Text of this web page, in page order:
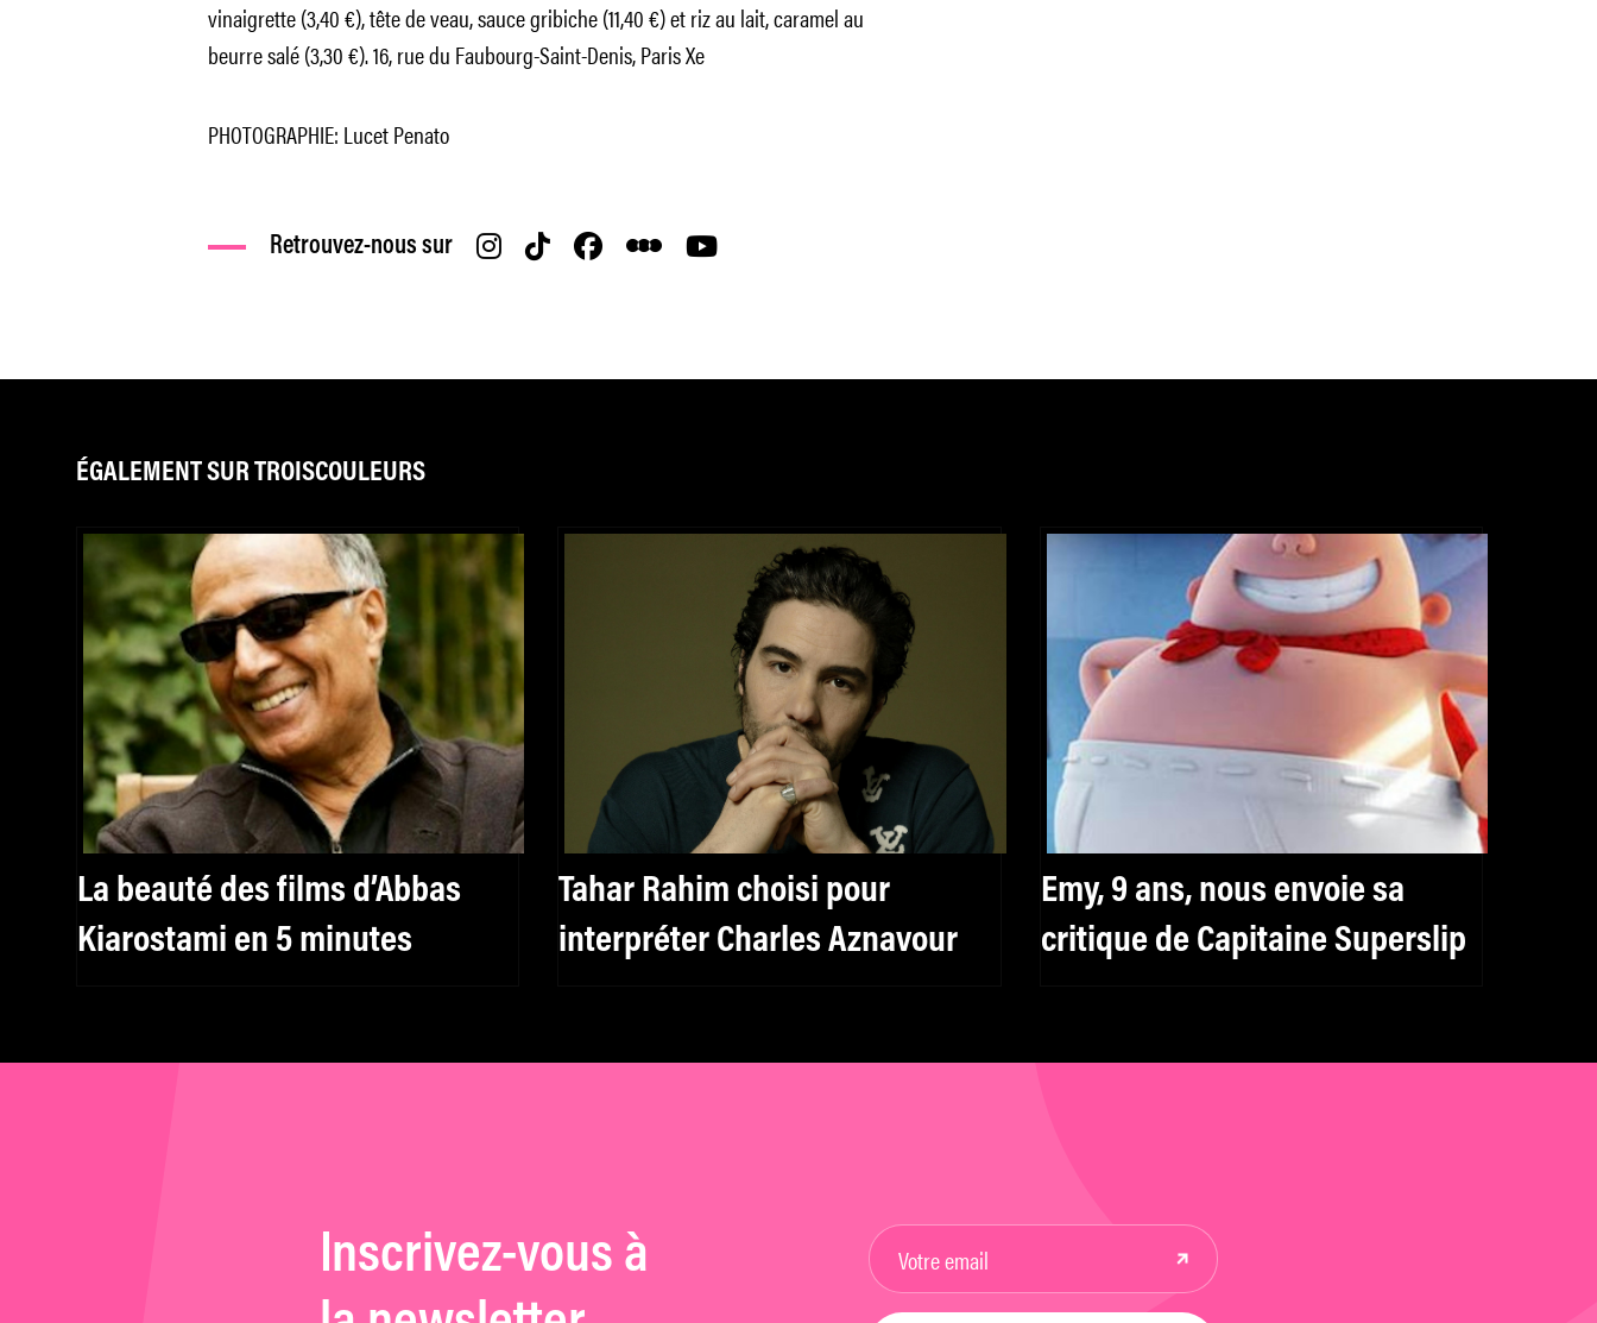
vinaigrette (3,40 €), tête de veau, sauce gribiche (11,40 €) et riz au lait, caramel au
beurre salé (3,30 €).16, rue du Faubourg-Saint-Denis, Paris Xe
PHOTOGRAPHIE: Lucet Penato
Retrouvez-nous sur
ÉGALEMENT SUR TROISCOULEURS
La beauté des films d’Abbas
Kiarostami en 5 minutes
Tahar Rahim choisi pour
interpréter Charles Aznavour
Emy, 9 ans, nous envoie sa
critique de Capitaine Superslip
Inscrivez-vous à